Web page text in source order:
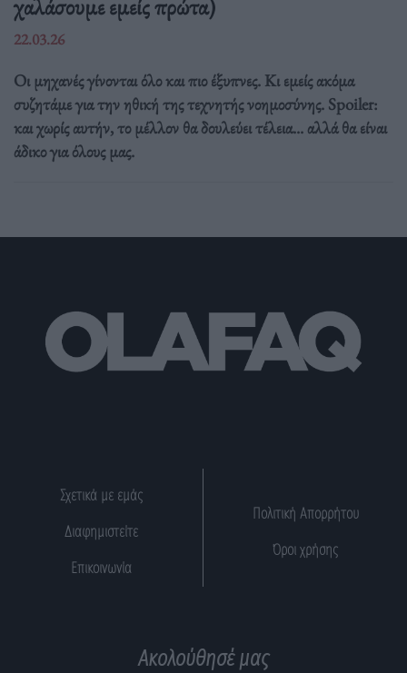
22.03.26
Οι μηχανές γίνονται όλο και πιο έξυπνες. Κι εμείς ακόμα
συζητάμε για την ηθική της τεχνητής νοημοσύνης. Spoiler:
και χωρίς αυτήν, το μέλλον θα δουλεύει τέλεια... αλλά θα είναι
άδικο για όλους μας.
Σχετικά με εμάς
Διαφημιστείτε
Επικοινωνία
Πολιτική Απορρήτου
Όροι χρήσης
Ακολούθησέ μας